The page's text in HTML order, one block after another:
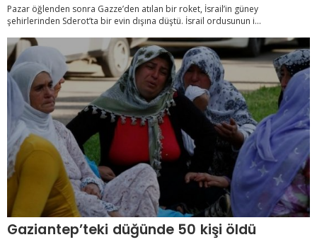
Pazar öğlenden sonra Gazze’den atılan bir roket, İsrail’in güney
şehirlerinden Sderot’ta bir evin dışına düştü. İsrail ordusunun i...
Gaziantep’teki düğünde 50 kişi öldü